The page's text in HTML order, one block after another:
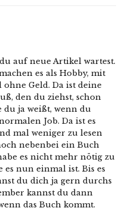
auf neue Artikel wartest.
es als Hobby, mit
Geld. Da ist deine
den du ziehst, schon
du ja weißt, wenn du
Job. Da ist es
mal weniger zu lesen
nebenbei ein Buch
es nicht mehr nötig zu
es nun einmal ist. Bis es
du dich ja gern durchs
kannst du dann
das Buch kommt.